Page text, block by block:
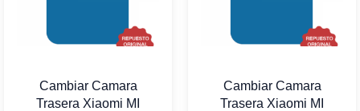
Cambiar Camara
Trasera Xiaomi MI
Cambiar Camara
Trasera Xiaomi MI